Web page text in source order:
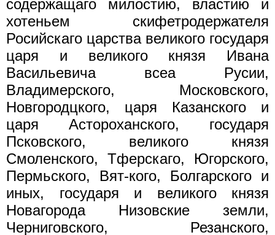
содержащаго милостию, властию и
хотеньем скифетродержателя
Росийскаго царства великого государя
царя и великого князя Ивана
Васильевича всеа Русии,
Владимерского, Московского,
Новгородцкого, царя Казанского и
царя Астороханского, государя
Псковского, великого князя
Смоленского, Тферскаго, Югорского,
Пермьского, Вят-кого, Болгарского и
иных, государя и великого князя
Новагорода Низовские земли,
Черниговского, Резанского,